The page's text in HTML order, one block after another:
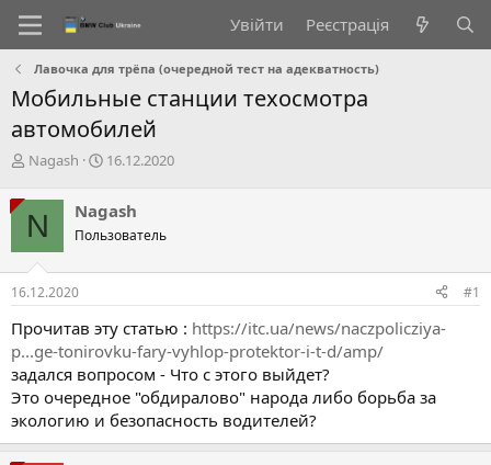
Увійти Реєстрація
Лавочка для трёпа (очередной тест на адекватность)
Мобильные станции техосмотра
автомобилей
А
т
о
р
т
е
м
Nagash
Д
а
с
в
е
н
н
я
16.12.2020
N Nagash
Пользователь
16.12.2020 #1
Прочитав эту статью : https://itc.ua/news/naczpolicziya-
p...ge-tonirovku-fary-vyhlop-protektor-i-t-d/amp/
задался вопросом - Что с этого выйдет?
Это очередное "обдиралово" народа либо борьба за
экологию и безопасность водителей?